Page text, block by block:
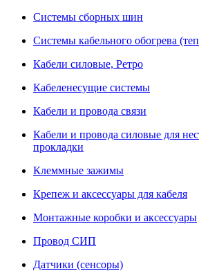
Системы сборных шин
Системы кабельного обогрева
Кабели силовые, Ретро
Кабеленесущие системы
Кабели и провода связи
Кабели и провода силовые для
прокладки
Клеммные зажимы
Крепеж и аксессуары для кабеля
Монтажные коробки и аксессуары
Провод СИП
Датчики (сенсоры)